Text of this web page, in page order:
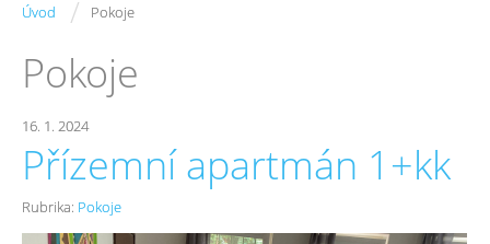
Úvod / Pokoje
Pokoje
16. 1. 2024
Přízemní apartmán 1+kk
Rubrika: Pokoje